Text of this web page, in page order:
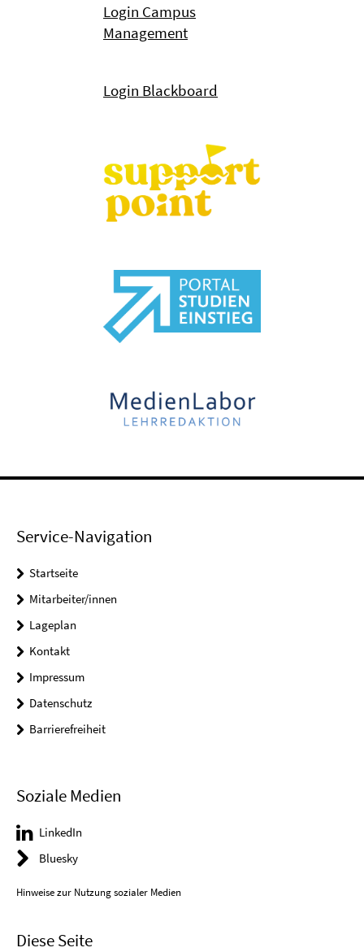
Login Campus
Management
Login Blackboard
Service-Navigation
Startseite
Mitarbeiter/innen
Lageplan
Kontakt
Impressum
Datenschutz
Barrierefreiheit
Soziale Medien
LinkedIn
Bluesky
Hinweise zur Nutzung sozialer Medien
Diese Seite